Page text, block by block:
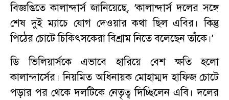
বিজ্ঞপ্তিতে কালান্দার্স জানিয়েছে, ‘কালান্দার্স দলের সঙ্গে
শেষ দুই ম্যাচে যোগ দেওয়ার কথা ছিল এবির। কিন্তু
পিঠের চোটে চিকিৎসকেরা বিশ্রাম নিতে বলেছেন তাঁকে।’
ডি ভিলিয়ার্সকে এভাবে হারিয়ে বেশ ক্ষতি হলো
কালান্দার্সের। নিয়মিত অধিনায়ক মোহাম্মদ হাফিজ চোটে
পড়ার পর থেকে দলটিকে নেতৃত্ব দিচ্ছিলেন এবি। দলের